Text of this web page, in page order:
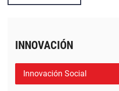
INNOVACIÓN
Innovación Social